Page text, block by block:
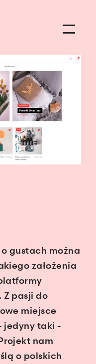
gustach można
założenia
Z pasji do
miejsce
jedyny taki -
nam
o polskich